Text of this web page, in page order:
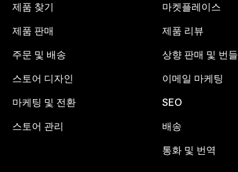
제품 찾기
제품 판매
주문 및 배송
스토어 디자인
마케팅 및 전환
스토어 관리
마켓플레이스
제품 리뷰
상향 판매 및 번들
이메일 마케팅
SEO
배송
통화 및 번역